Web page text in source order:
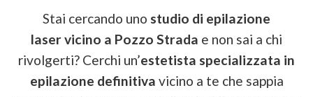
Stai cercando uno studio di epilazione
laser vicino a Pozzo Strada e non sai a chi
rivolgerti? Cerchi un’estetista specializzata in
epilazione definitiva vicino a te che sappia